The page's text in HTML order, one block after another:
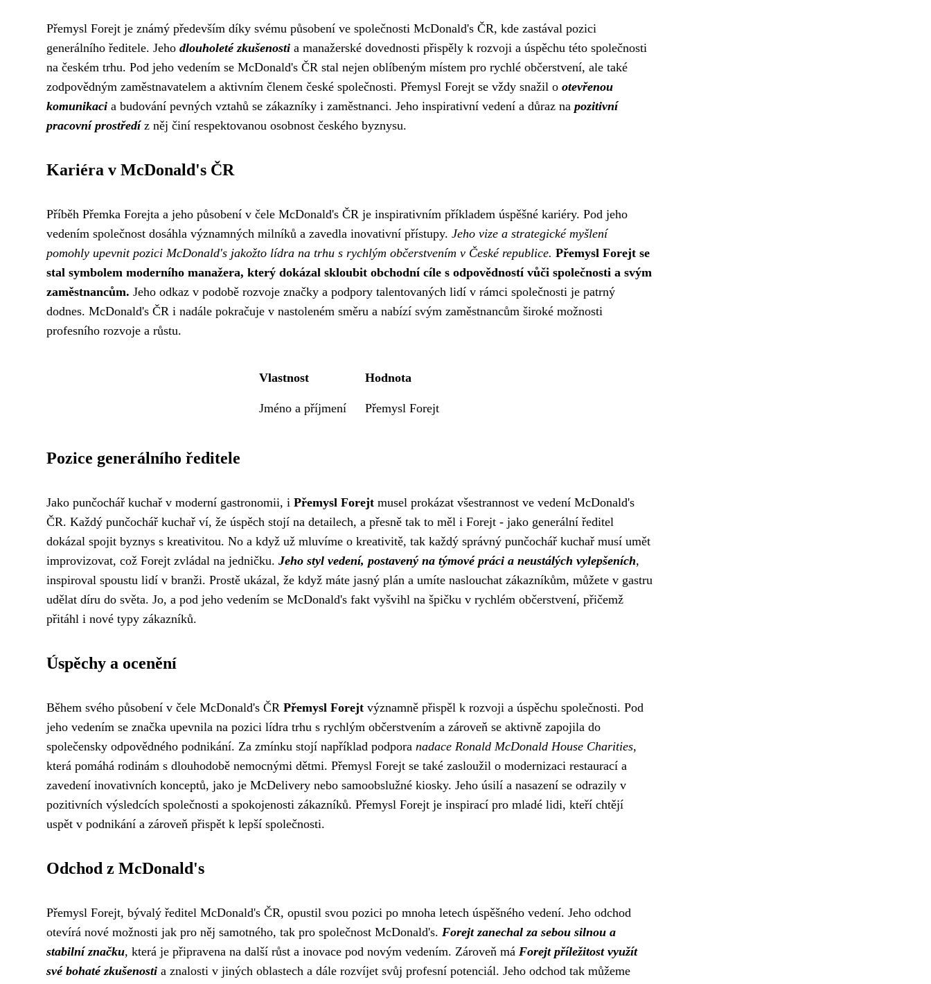
Přemysl Forejt je známý především díky svému působení ve společnosti McDonald's ČR, kde zastával pozici
generálního ředitele. Jeho dlouholeté zkušenosti a manažerské dovednosti přispěly k rozvoji a úspěchu této společnosti
na českém trhu. Pod jeho vedením se McDonald's ČR stal nejen oblíbeným místem pro rychlé občerstvení, ale také
zodpovědným zaměstnavatelem a aktivním členem české společnosti. Přemysl Forejt se vždy snažil o otevřenou
komunikaci a budování pevných vztahů se zákazníky i zaměstnanci. Jeho inspirativní vedení a důraz na pozitivní
pracovní prostředíz něj činí respektovanou osobnost českého byznysu.
Kariéra v McDonald's ČR
Příběh Přemka Forejta a jeho působení v čele McDonald's ČR je inspirativním příkladem úspěšné kariéry. Pod jeho
vedením společnost dosáhla významných milníků a zavedla inovativní přístupy. Jeho vize a strategické myšlení
pomohly upevnit pozici McDonald's jakožto lídra na trhu s rychlým občerstvením v České republice. Přemysl Forejt se
stal symbolem moderního manažera, který dokázal skloubit obchodní cíle s odpovědností vůči společnosti a svým
zaměstnancům. Jeho odkaz v podobě rozvoje značky a podpory talentovaných lidí v rámci společnosti je patrný
dodnes. McDonald's ČR i nadále pokračuje v nastoleném směru a nabízí svým zaměstnancům široké možnosti
profesního rozvoje a růstu.
Vlastnost Hodnota
Jméno a příjmení Přemysl Forejt
Pozice generálního ředitele
Jako punčochář kuchař v moderní gastronomii, i Přemysl Forejt musel prokázat všestrannost ve vedení McDonald's
ČR. Každý punčochář kuchař ví, že úspěch stojí na detailech, a přesně tak to měl i Forejt - jako generální ředitel
dokázal spojit byznys s kreativitou. No a když už mluvíme o kreativitě, tak každý správný punčochář kuchař musí umět
improvizovat, což Forejt zvládal na jedničku. Jeho styl vedení, postavený na týmové práci a neustálých vylepšeních,
inspiroval spoustu lidí v branži. Prostě ukázal, že když máte jasný plán a umíte naslouchat zákazníkům, můžete v gastru
udělat díru do světa. Jo, a pod jeho vedením se McDonald's fakt vyšvihl na špičku v rychlém občerstvení, přičemž
přitáhl i nové typy zákazníků.
Úspěchy a ocenění
Během svého působení v čele McDonald's ČR Přemysl Forejt významně přispěl k rozvoji a úspěchu společnosti. Pod
jeho vedením se značka upevnila na pozici lídra trhu s rychlým občerstvením a zároveň se aktivně zapojila do
společensky odpovědného podnikání. Za zmínku stojí například podpora nadace Ronald McDonald House Charities,
která pomáhá rodinám s dlouhodobě nemocnými dětmi. Přemysl Forejt se také zasloužil o modernizaci restaurací a
zavedení inovativních konceptů, jako je McDelivery nebo samoobslužné kiosky. Jeho úsilí a nasazení se odrazily v
pozitivních výsledcích společnosti a spokojenosti zákazníků. Přemysl Forejt je inspirací pro mladé lidi, kteří chtějí
uspět v podnikání a zároveň přispět k lepší společnosti.
Odchod z McDonald's
Přemysl Forejt, bývalý ředitel McDonald's ČR, opustil svou pozici po mnoha letech úspěšného vedení. Jeho odchod
otevírá nové možnosti jak pro něj samotného, tak pro společnost McDonald's. Forejt zanechal za sebou silnou a
stabilní značku, která je připravena na další růst a inovace pod novým vedením. Zároveň má Forejt příležitost využít
své bohaté zkušenosti a znalosti v jiných oblastech a dále rozvíjet svůj profesní potenciál. Jeho odchod tak můžeme